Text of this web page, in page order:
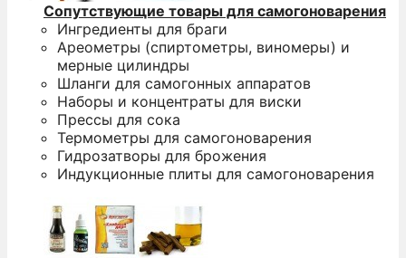
Сопутствующие товары для самогоноварения
Ингредиенты для браги
Ареометры (спиртометры, виномеры) и
мерные цилиндры
Шланги для самогонных аппаратов
Наборы и концентраты для виски
Прессы для сока
Термометры для самогоноварения
Гидрозатворы для брожения
Индукционные плиты для самогоноварения